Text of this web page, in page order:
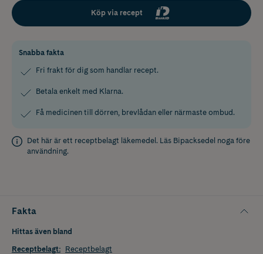
Köp via recept
Snabba fakta
Fri frakt för dig som handlar recept.
Betala enkelt med Klarna.
Få medicinen till dörren, brevlådan eller närmaste ombud.
Det här är ett receptbelagt läkemedel. Läs Bipacksedel noga före
användning.
Fakta
Hittas även bland
Receptbelagt: Receptbelagt